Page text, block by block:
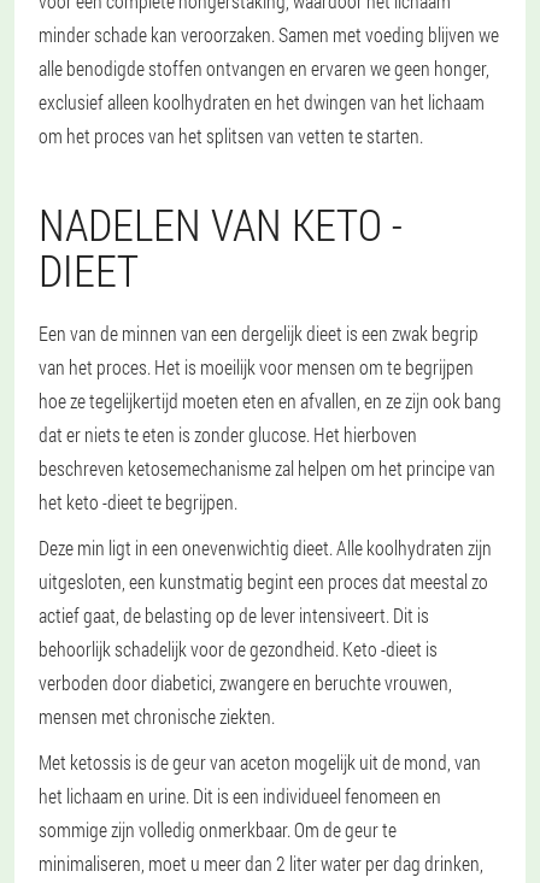
minder schade kan veroorzaken. Samen met voeding blijven we
alle benodigde stoffen ontvangen en ervaren we geen honger,
exclusief alleen koolhydraten en het dwingen van het lichaam
om het proces van het splitsen van vetten te starten.
NADELEN VAN KETO -
DIEET
Een van de minnen van een dergelijk dieet is een zwak begrip
van het proces. Het is moeilijk voor mensen om te begrijpen
hoe ze tegelijkertijd moeten eten en afvallen, en ze zijn ook bang
dat er niets te eten is zonder glucose. Het hierboven
beschreven ketosemechanisme zal helpen om het principe van
het keto -dieet te begrijpen.
Deze min ligt in een onevenwichtig dieet. Alle koolhydraten zijn
uitgesloten, een kunstmatig begint een proces dat meestal zo
actief gaat, de belasting op de lever intensiveert. Dit is
behoorlijk schadelijk voor de gezondheid. Keto -dieet is
verboden door diabetici, zwangere en beruchte vrouwen,
mensen met chronische ziekten.
Met ketossis is de geur van aceton mogelijk uit de mond, van
het lichaam en urine. Dit is een individueel fenomeen en
sommige zijn volledig onmerkbaar. Om de geur te
minimaliseren, moet u meer dan 2 liter water per dag drinken,